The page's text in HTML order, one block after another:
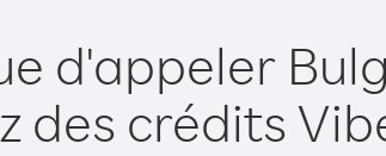
d'appeler
des crédits